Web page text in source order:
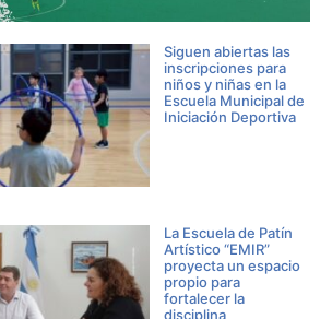
Siguen abiertas las
inscripciones para
niños y niñas en la
Escuela Municipal de
Iniciación Deportiva
La Escuela de Patín
Artístico “EMIR”
proyecta un espacio
propio para
fortalecer la
disciplina